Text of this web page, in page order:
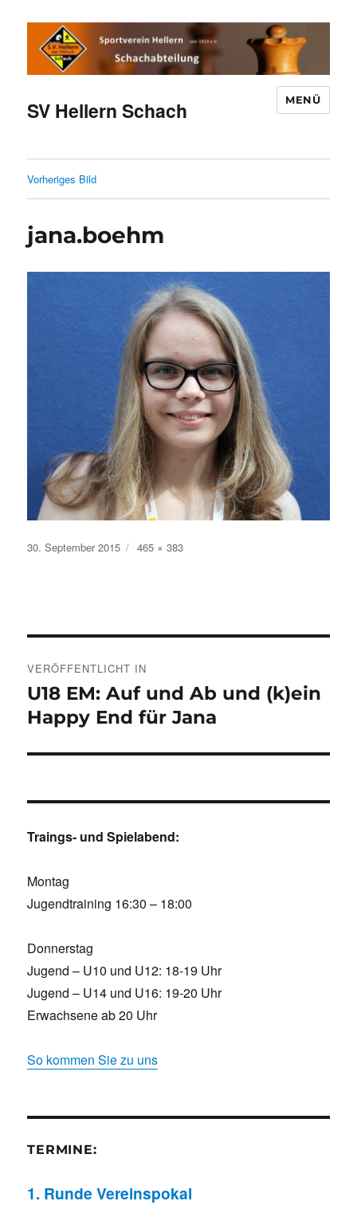
SV Hellern Schach MENÜ
Vorheriges Bild
jana.boehm
Veröffentlicht
30. September 2015 Volle
465 × 383
VERÖFFENTLICHT IN
U18 EM: Auf und Ab und (k)ein
Happy End für Jana
Traings- und Spielabend:
Montag
Jugendtraining 16:30 – 18:00
Donnerstag
Jugend – U10 und U12: 18-19 Uhr
Jugend – U14 und U16: 19-20 Uhr
Erwachsene ab 20 Uhr
So kommen Sie zu uns
TERMINE:
1. Runde Vereinspokal